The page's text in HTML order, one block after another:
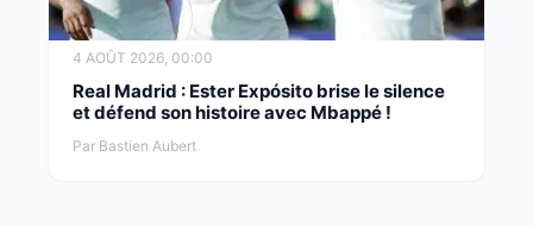
4 AOÛT 2026, 00:00
Real Madrid : Ester Expósito brise le silence
et défend son histoire avec Mbappé !
Par Bastien Aubert